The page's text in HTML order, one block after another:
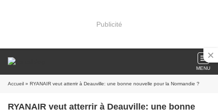
Publicité
MENU
Accueil » RYANAIR veut atterrir à Deauville: une bonne nouvelle pour la Normandie ?
RYANAIR veut atterrir à Deauville: une bonne